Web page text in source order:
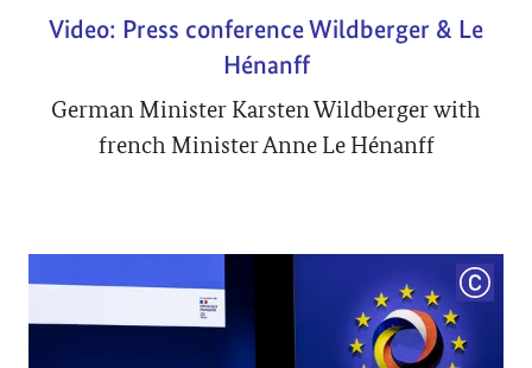
Video: Press conference Wildberger & Le
Hénanff
German Minister Karsten Wildberger with
french Minister Anne Le Hénanff